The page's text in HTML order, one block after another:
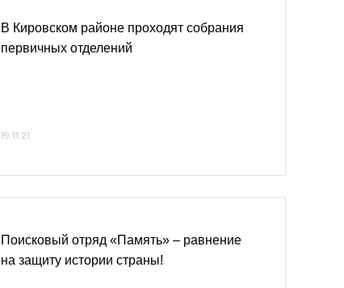
В Кировском районе проходят собрания
первичных отделений
19.11.21
Поисковый отряд «Память» – равнение
на защиту истории страны!